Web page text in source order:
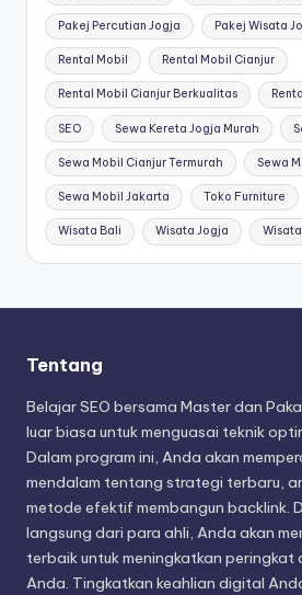
Pakej Percutian Jogja Pakej Wisata
Rental Mobil Rental Mobil Cianjur
Rental Mobil Cianjur Berkualitas
SEO Sewa Kereta Jogja Murah
Sewa Mobil Cianjur Termurah Sewa
Sewa Mobil Jakarta Toko Furniture
Wisata Bali Wisata Jogja
Tentang
Belajar SEO bersama Master dan
luar biasa untuk menguasai teknik
Dalam program ini, Anda akan
mendalam tentang strategi terbaru,
metode efektif membangun backlink.
langsung dari para ahli, Anda akan
terbaik untuk meningkatkan
Anda. Tingkatkan keahlian digital